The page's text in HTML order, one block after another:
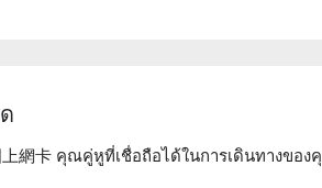
supports eSIM functionality.
Cool Travel Card in a dual SIM phone?
上網卡 คุณคู่หูที่เชื่อถือได้ในการเดินทางของ